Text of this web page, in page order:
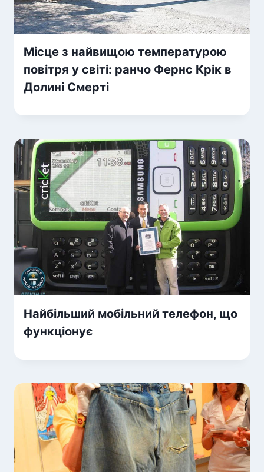
Місце з найвищою температурою
повітря у світі: ранчо Фернс Крік в
Долині Смерті
Найбільший мобільний телефон, що
функціонує